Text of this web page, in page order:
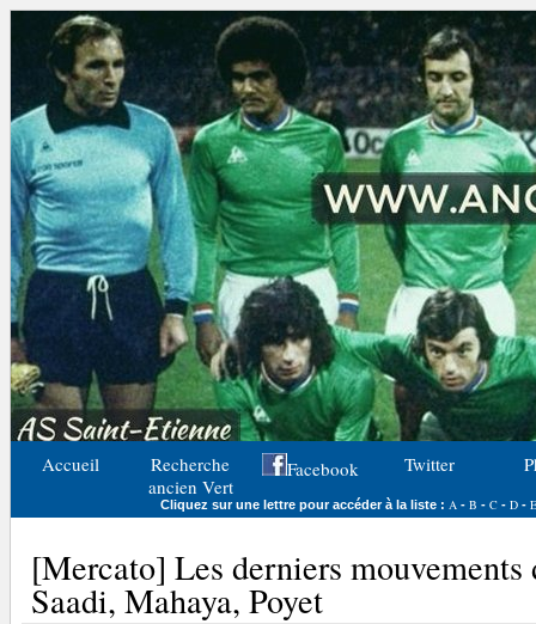
Accueil
Recherche
ancien Vert
Facebook Twitter
Cliquez sur une lettre pour accéder à la liste : A - B - C- D- E
[Mercato] Les derniers
Saadi, Mahaya, Poyet